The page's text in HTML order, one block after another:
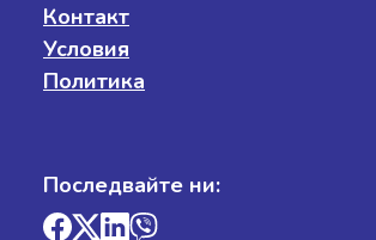
Контакт
Условия
Политика
Последвайте ни: